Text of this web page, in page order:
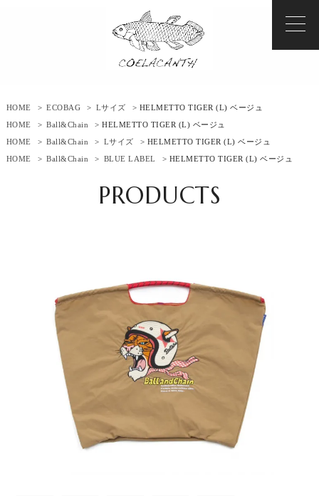
HOME > ECOBAG > Lサイズ
> HELMETTO TIGER (L) ベージュ
HOME
> Ball&Chain
> HELMETTO TIGER (L) ベージュ
HOME
> Ball&Chain > Lサイズ
> HELMETTO TIGER (L) ベージュ
HOME
> Ball&Chain > BLUE LABEL > HELMETTO TIGER (L) ベージュ
PRODUCTS